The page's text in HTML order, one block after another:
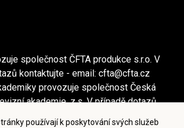
používají k poskytování svých služeb
společnost ČFTA produkce s.r.o. V
kontaktujte - email: cfta@cfta.cz
provozuje společnost Česká
akademie, z.s. V případě dotazů